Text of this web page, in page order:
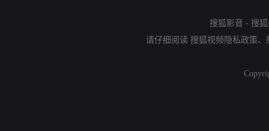
搜狐影音 - 搜
请仔细阅读 搜狐视频隐私政策、